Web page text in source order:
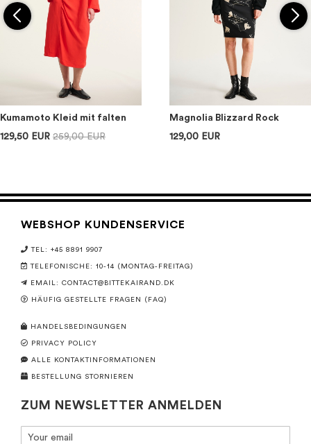
Kumamoto Kleid mit falten
129,50 EUR 259,00 EUR
Magnolia Blizzard Rock
129,00 EUR
WEBSHOP KUNDENSERVICE
TEL: +45 8891 9907
TELEFONISCHE: 10-14 (MONTAG-FREITAG)
EMAIL: CONTACT@BITTEKAIRAND.DK
HÄUFIG GESTELLTE FRAGEN (FAQ)
HANDELSBEDINGUNGEN
PRIVACY POLICY
ALLE KONTAKTINFORMATIONEN
BESTELLUNG STORNIEREN
ZUM NEWSLETTER ANMELDEN